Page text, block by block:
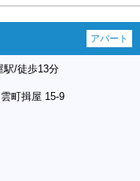
アパート
駅/徒歩13分
町揖屋 15-9